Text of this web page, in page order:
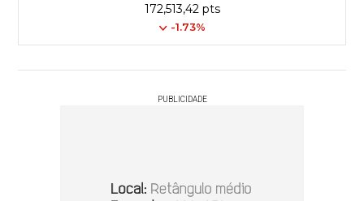
172,513,42 pts
-1.73%
PUBLICIDADE